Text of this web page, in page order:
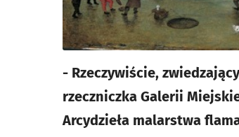
- Rzeczywiście,
rzeczniczka Galerii
Arcydzieła malarstwa